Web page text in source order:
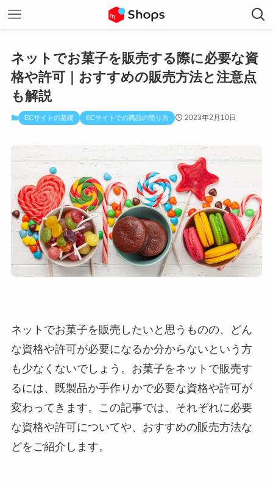
ネットでお菓子を販売する際に必要な資
格や許可｜おすすめの販売方法と注意点
も解説
ECサイトの基礎 ECサイトでの商品の売り方 2023年2月10日
ネットでお菓子を販売したいと思うものの、どん
な資格や許可が必要になるか分からないという方
も少なくないでしょう。お菓子をネットで販売す
るには、既製品か手作りかで必要な資格や許可が
変わってきます。この記事では、それぞれに必要
な資格や許可についてや、おすすめの販売方法な
どをご紹介します。